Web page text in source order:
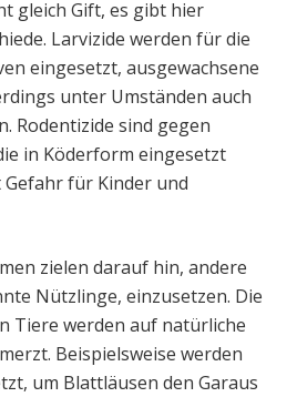
gleich Gift, es gibt hier
Larvizide werden für die
eingesetzt, ausgewachsene
unter Umständen auch
Rodentizide sind gegen
in Köderform eingesetzt
für Kinder und
zielen darauf hin, andere
Nützlinge, einzusetzen. Die
Tiere werden auf natürliche
Beispielsweise werden
um Blattläusen den Garaus